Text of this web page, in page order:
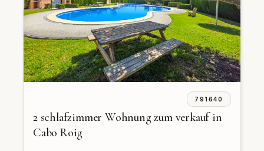
791640
2 schlafzimmer Wohnung zum verkauf in
Cabo Roig